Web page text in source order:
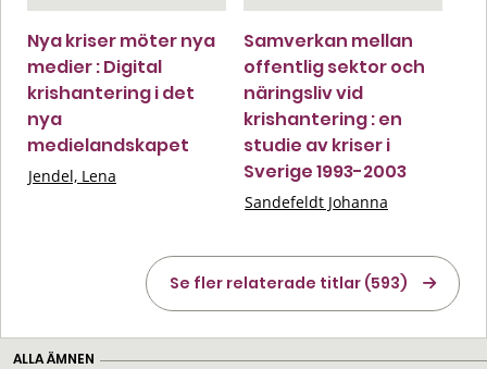
Nya kriser möter nya
medier : Digital
krishantering i det
nya
medielandskapet
Jendel, Lena
Samverkan mellan
offentlig sektor och
näringsliv vid
krishantering : en
studie av kriser i
Sverige 1993-2003
Sandefeldt Johanna
Se fler relaterade titlar (593)
ALLA ÄMNEN